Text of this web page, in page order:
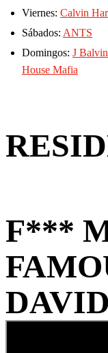
Viernes: Calvin
Sábados: ANTS
Domingos: J
House Mafia
F***